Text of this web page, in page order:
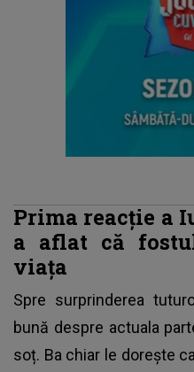
Prima reacție a
a aflat că
viața
Spre surprinderea
bună despre actuala
soț. Ba chiar le dorește